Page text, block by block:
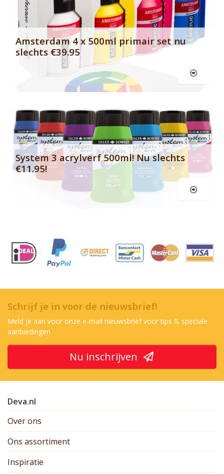
Amsterdam 4 x 500ml primair set nu
slechts €39.95
System 3 acrylverf 500ml! Nu slechts
€11.95!
Schrijf je in voor de nieuwsbrief!
Meld je aan voor onze e-mail nieuwsbrief voor tips & speciale
aanbiedingen
Nu inschrijven
Deva.nl
Over ons
Ons assortiment
Inspiratie